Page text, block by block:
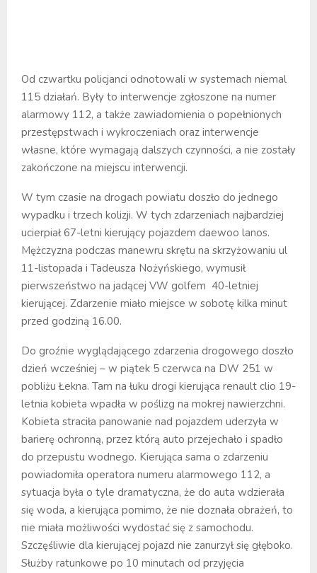
Od czwartku policjanci odnotowali w systemach niemal
115 działań. Były to interwencje zgłoszone na numer
alarmowy 112, a także zawiadomienia o popełnionych
przestępstwach i wykroczeniach oraz interwencje
własne, które wymagają dalszych czynności, a nie zostały
zakończone na miejscu interwencji.
W tym czasie na drogach powiatu doszło do jednego
wypadku i trzech kolizji. W tych zdarzeniach najbardziej
ucierpiał 67-letni kierujący pojazdem daewoo lanos.
Mężczyzna podczas manewru skrętu na skrzyżowaniu ul
11-listopada i Tadeusza Nożyńskiego, wymusił
pierwszeństwo na jadącej VW golfem 40-letniej
kierującej. Zdarzenie miało miejsce w sobotę kilka minut
przed godziną 16.00.
Do groźnie wyglądającego zdarzenia drogowego doszło
dzień wcześniej – w piątek 5 czerwca na DW 251 w
pobliżu Łekna. Tam na łuku drogi kierująca renault clio 19-
letnia kobieta wpadła w poślizg na mokrej nawierzchni.
Kobieta straciła panowanie nad pojazdem uderzyła w
barierę ochronną, przez którą auto przejechało i spadło
do przepustu wodnego. Kierująca sama o zdarzeniu
powiadomiła operatora numeru alarmowego 112, a
sytuacja była o tyle dramatyczna, że do auta wdzierała
się woda, a kierująca pomimo, że nie doznała obrażeń, to
nie miała możliwości wydostać się z samochodu.
Szczęśliwie dla kierującej pojazd nie zanurzył się głęboko.
Służby ratunkowe po 10 minutach od przyjęcia